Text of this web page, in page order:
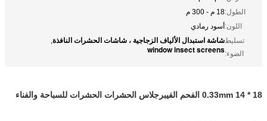
الطول:18 م - 300 م
اللون:أسود رمادي
تسليط
الضوء:
شاشة استبدال الألياف الزجاجية ، شاشات الحشرات النافذة,
window insect screens
18 * 14 0.33mm الفحم الفيبرجلاس الحشرات الحشرات للسباحة والفناء